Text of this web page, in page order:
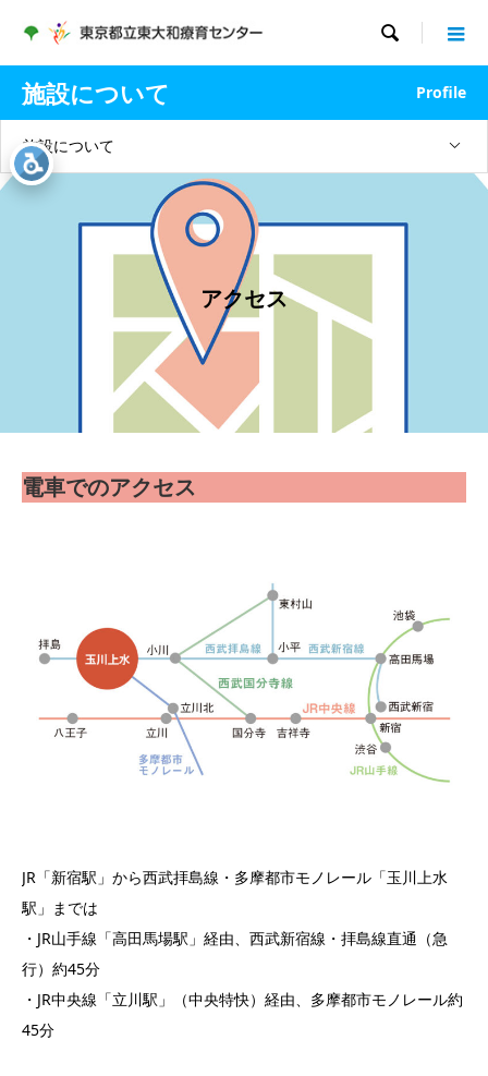

施設について Profile
施設について
アクセス
電車でのアクセス
JR「新宿駅」から西武拝島線・多摩都市モノレール「玉川上水
駅」までは
・JR山手線「高田馬場駅」経由、西武新宿線・拝島線直通（急
行）約45分
・JR中央線「立川駅」（中央特快）経由、多摩都市モノレール約
45分